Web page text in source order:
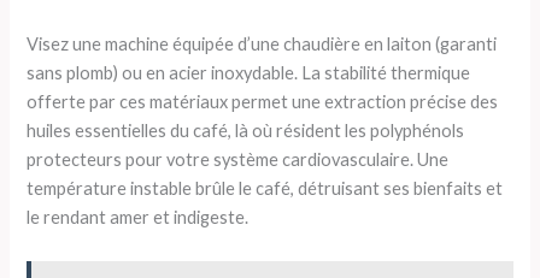
Visez une machine équipée d’une chaudière en laiton (garanti
sans plomb) ou en acier inoxydable. La stabilité thermique
offerte par ces matériaux permet une extraction précise des
huiles essentielles du café, là où résident les polyphénols
protecteurs pour votre système cardiovasculaire. Une
température instable brûle le café, détruisant ses bienfaits et
le rendant amer et indigeste.